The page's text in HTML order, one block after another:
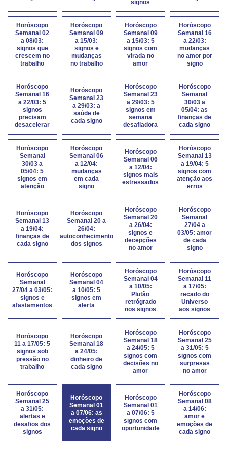
signos
Horóscopo
Semanal 02
a 08/03:
signos que
crescem no
trabalho
Horóscopo
Semanal 09
a 15/03:
signos e
mudanças
no trabalho
Horóscopo
Semanal 09
a 15/03: 5
signos com
virada no
amor
Horóscopo
Semanal 16
a 22/03:
mudanças
no amor por
signo
Horóscopo
Semanal 16
a 22/03: 5
signos
precisam
desacelerar
Horóscopo
Semanal 23
a 29/03: a
saúde de
cada signo
Horóscopo
Semanal 23
a 29/03: 5
signos em
semana
desafiadora
Horóscopo
Semanal
30/03 a
05/04: as
finanças de
cada signo
Horóscopo
Semanal
30/03 a
05/04: 5
signos em
atenção
Horóscopo
Semanal 06
a 12/04:
mudanças
em cada
signo
Horóscopo
Semanal 06
a 12/04:
signos mais
estressados
Horóscopo
Semanal 13
a 19/04: 5
signos com
atenção aos
erros
Horóscopo
Semanal 13
a 19/04:
finanças de
cada signo
Horóscopo
Semanal 20 a
26/04:
autoconhecimento
dos signos
Horóscopo
Semanal 20
a 26/04:
signos e
decepções
no amor
Horóscopo
Semanal
27/04 a
03/05: amor
de cada
signo
Horóscopo
Semanal
27/04 a 03/05:
signos e
afastamentos
Horóscopo
Semanal 04
a 10/05: 5
signos em
alerta
Horóscopo
Semanal 04
a 10/05:
Plutão
retrógrado
nos signos
Horóscopo
Semanal 11
a 17/05:
recado do
Universo
aos signos
Horóscopo
11 a 17/05: 5
signos sob
pressão no
trabalho
Horóscopo
Semanal 18
a 24/05:
dinheiro de
cada signo
Horóscopo
Semanal 18
a 24/05: 5
signos com
decisões no
amor
Horóscopo
Semanal 25
a 31/05: 5
signos com
surpresas
no amor
Horóscopo
Semanal 25
a 31/05:
alertas e
desafios dos
signos
Horóscopo
Semanal 01
a 07/06: as
emoções de
cada signo
Horóscopo
Semanal 01
a 07/06: 5
signos com
oportunidade
Horóscopo
Semanal 08
a 14/06:
amor e
emoções de
cada signo